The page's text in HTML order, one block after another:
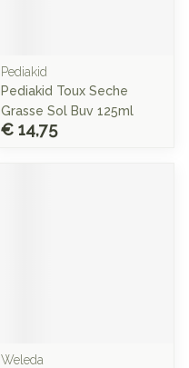
Pediakid
Pediakid Toux Seche
Grasse Sol Buv 125ml
€ 14,75
Weleda